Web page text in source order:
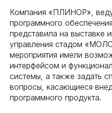
Компания «ПЛИНОР»,
программного
представила на выставке
управления стадом
мероприятия имели
интерфейсом и
системы, а также задать
вопросы, касающиеся
программного продукта.